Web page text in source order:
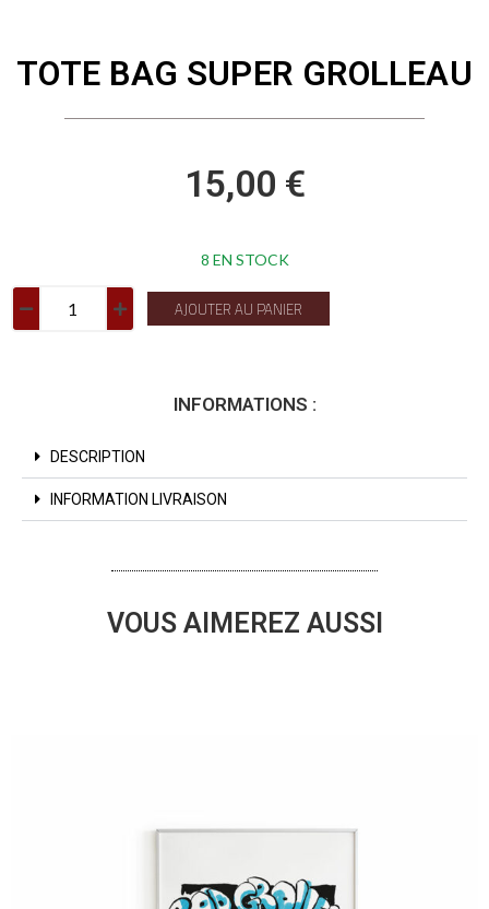
TOTE BAG SUPER GROLLEAU
15,00 €
8 EN STOCK
AJOUTER AU PANIER
INFORMATIONS :
DESCRIPTION
INFORMATION LIVRAISON
VOUS AIMEREZ AUSSI